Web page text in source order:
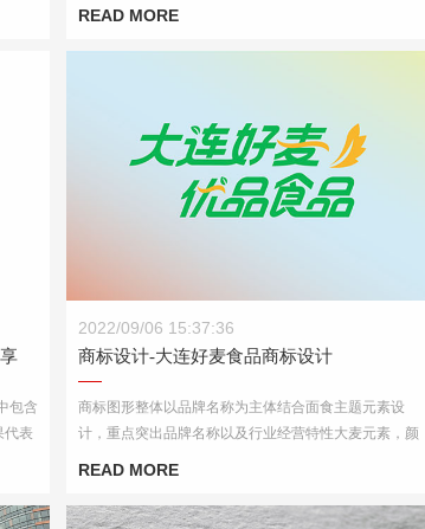
READ MORE
包含
代表
商标设计-大连好麦食品商标设计
2022/09/06 15:37:36
商标设计-大连好麦食品商标设计
商标图形整体以品牌名称为主体结合面食主题元素设
计，重点突出品牌名称以及行业经营特性大麦元素，颜
READ MORE